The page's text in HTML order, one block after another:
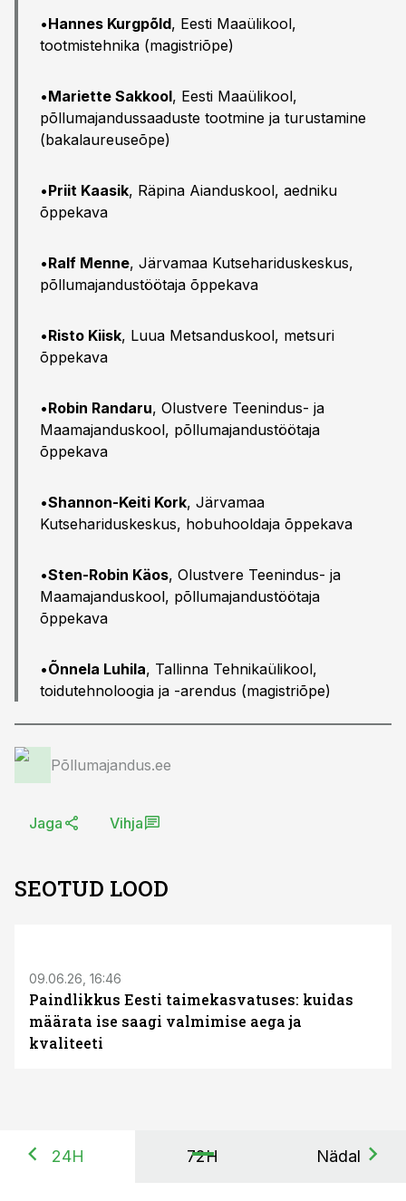
•Hannes Kurgpõld, Eesti Maaülikool,
tootmistehnika (magistriõpe)
•Mariette Sakkool, Eesti Maaülikool,
põllumajandussaaduste tootmine ja turustamine
(bakalaureuseõpe)
•Priit Kaasik, Räpina Aianduskool, aedniku
õppekava
•Ralf Menne, Järvamaa Kutsehariduskeskus,
põllumajandustöötaja õppekava
•Risto Kiisk, Luua Metsanduskool, metsuri
õppekava
•Robin Randaru, Olustvere Teenindus- ja
Maamajanduskool, põllumajandustöötaja
õppekava
•Shannon-Keiti Kork, Järvamaa
Kutsehariduskeskus, hobuhooldaja õppekava
•Sten-Robin Käos, Olustvere Teenindus- ja
Maamajanduskool, põllumajandustöötaja
õppekava
•Õnnela Luhila, Tallinna Tehnikaülikool,
toidutehnoloogia ja -arendus (magistriõpe)
Põllumajandus.ee
Jaga Vihja
SEOTUD LOOD
09.06.26, 16:46
Paindlikkus Eesti taimekasvatuses: kuidas
määrata ise saagi valmimise aega ja
kvaliteeti
24H 72H Nädal